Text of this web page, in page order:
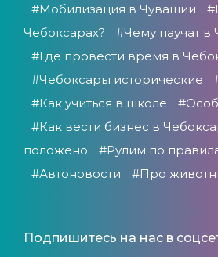
#Мобилизация в Чувашии
Чебоксарах?
#Чему научат в
#Где провести время в
#Чебоксары исторические
#Как учиться в школе
#Как вести бизнес в
положено
#Рулим по
#Автоновости
#Про
Подпишитесь на нас в